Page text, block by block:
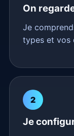
On
Je
types et vos
2
Je